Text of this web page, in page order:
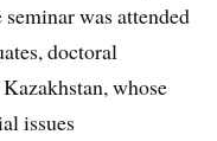
was attended
doctoral
whose
issues